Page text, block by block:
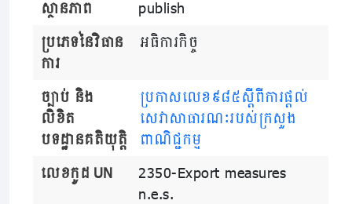
ស្ថានភាព
publish
ប្រភេទនៃវិធាន
ការ
អធិការកិច្ច
ច្បាប់ និង
លិខិត
បទដ្ឋានគតិយុត្តិ
ប្រកាសលេខ៩៨៥ស្តីពីការផ្តល់
សេវាសាធារណៈរបស់ក្រសួង
ពាណិជ្ជកម្ម
លេខកូដ UN
2350-Export measures
n.e.s.